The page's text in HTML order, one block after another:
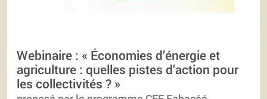
Webinaire : « Économies d’énergie et
agriculture : quelles pistes d’action pour
les collectivités ? »